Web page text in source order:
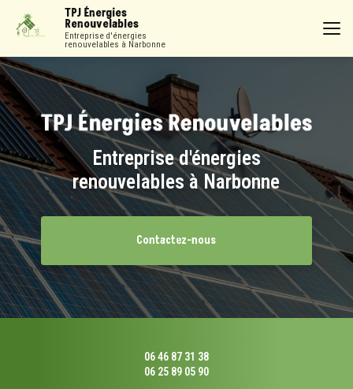
contenu
TPJ Énergies
Renouvelables
Entreprise d'énergies
renouvelables à Narbonne
Entreprise d'énergies
renouvelables à Narbonne
Contactez-nous
06 46 87 31 38
06 25 89 05 90